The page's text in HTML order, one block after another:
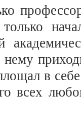
нему
в
всех